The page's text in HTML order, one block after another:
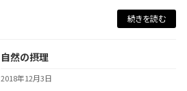
続きを読む
自然の摂理
2018年12月3日